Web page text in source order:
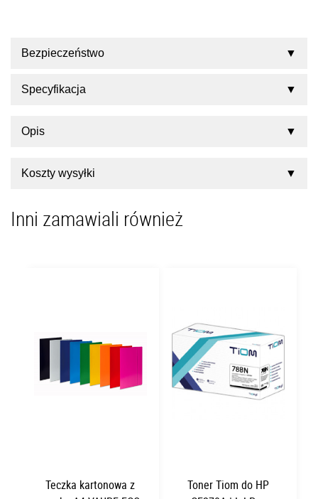
Bezpieczeństwo
Specyfikacja
Opis
Koszty wysyłki
Inni zamawiali również
Teczka kartonowa z
Toner Tiom do HP